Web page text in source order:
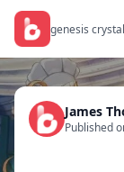
genesis
James
Published